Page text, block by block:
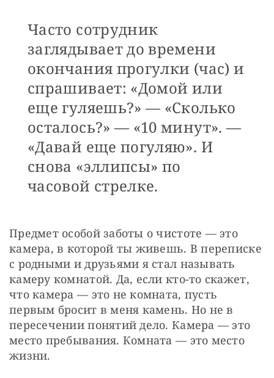
Часто сотрудник
заглядывает до времени
окончания прогулки (час) и
спрашивает: «Домой или
еще гуляешь?» — «Сколько
осталось?» — «10 минут». —
«Давай еще погуляю». И
снова «эллипсы» по
часовой стрелке.
Предмет особой заботы о чистоте — это
камера, в которой ты живешь. В переписке
с родными и друзьями я стал называть
камеру комнатой. Да, если кто-то скажет,
что камера — это не комната, пусть
первым бросит в меня камень. Но не в
пересечении понятий дело. Камера — это
место пребывания. Комната — это место
жизни.